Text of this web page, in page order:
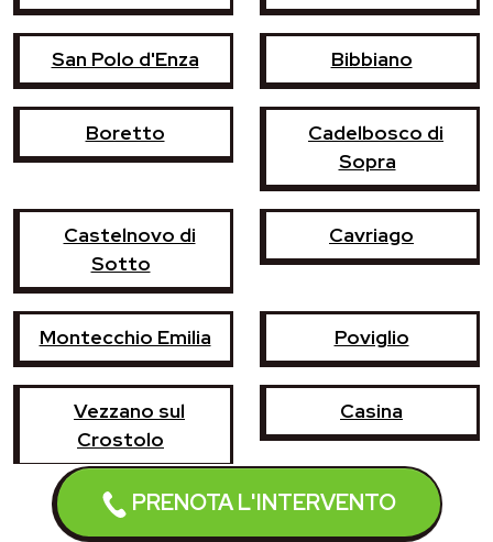
PRENOTA L'INTERVENTO
San Polo d'Enza Bibbiano
Boretto
Cadelbosco di
Sopra
Castelnovo di
Sotto
Cavriago
Montecchio Emilia Poviglio
Vezzano sul
Crostolo
Casina
Castelnovo ne'
Campegine